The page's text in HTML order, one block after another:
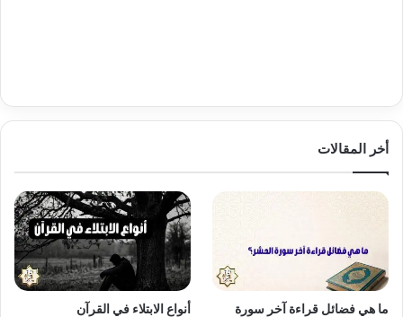
أخر المقالات
ما هي فضائل قراءة آخر سورة
أنواع الابتلاء في القرآن